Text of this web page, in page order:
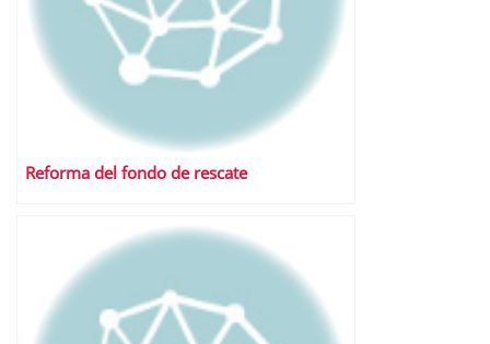
Reforma del fondo de rescate